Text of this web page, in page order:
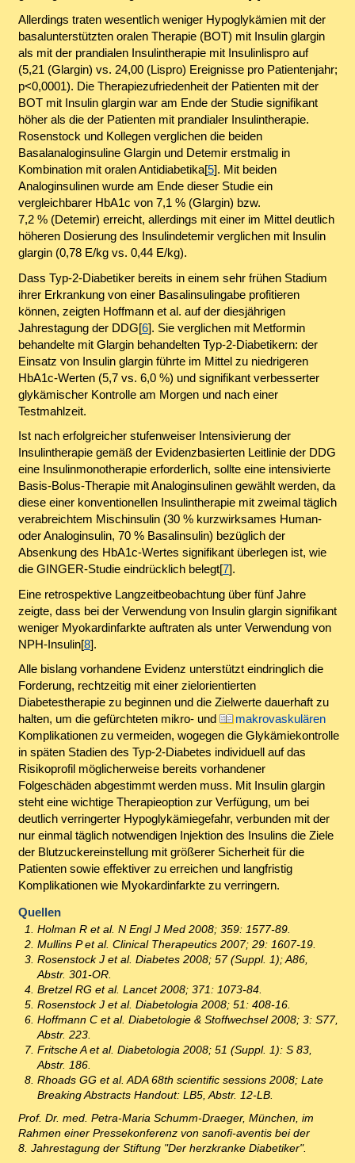
Allerdings traten wesentlich weniger Hypoglykämien mit der
basalunterstützten oralen Therapie (BOT) mit Insulin glargin
als mit der prandialen Insulintherapie mit Insulinlispro auf
(5,21 (Glargin) vs. 24,00 (Lispro) Ereignisse pro Patientenjahr;
p<0,0001). Die Therapiezufriedenheit der Patienten mit der
BOT mit Insulin glargin war am Ende der Studie signifikant
höher als die der Patienten mit prandialer Insulintherapie.
Rosenstock und Kollegen verglichen die beiden
Basalanaloginsuline Glargin und Detemir erstmalig in
Kombination mit oralen Antidiabetika[5]. Mit beiden
Analoginsulinen wurde am Ende dieser Studie ein
vergleichbarer HbA1c von 7,1 % (Glargin) bzw.
7,2 % (Detemir) erreicht, allerdings mit einer im Mittel deutlich
höheren Dosierung des Insulindetemir verglichen mit Insulin
glargin (0,78 E/kg vs. 0,44 E/kg).
Dass Typ-2-Diabetiker bereits in einem sehr frühen Stadium
ihrer Erkrankung von einer Basalinsulingabe profitieren
können, zeigten Hoffmann et al. auf der diesjährigen
Jahrestagung der DDG[6]. Sie verglichen mit Metformin
behandelte mit Glargin behandelten Typ-2-Diabetikern: der
Einsatz von Insulin glargin führte im Mittel zu niedrigeren
HbA1c-Werten (5,7 vs. 6,0 %) und signifikant verbesserter
glykämischer Kontrolle am Morgen und nach einer
Testmahlzeit.
Ist nach erfolgreicher stufenweiser Intensivierung der
Insulintherapie gemäß der Evidenzbasierten Leitlinie der DDG
eine Insulinmonotherapie erforderlich, sollte eine intensivierte
Basis-Bolus-Therapie mit Analoginsulinen gewählt werden, da
diese einer konventionellen Insulintherapie mit zweimal täglich
verabreichtem Mischinsulin (30 % kurzwirksames Human-
oder Analoginsulin, 70 % Basalinsulin) bezüglich der
Absenkung des HbA1c-Wertes signifikant überlegen ist, wie
die GINGER-Studie eindrücklich belegt[7].
Eine retrospektive Langzeitbeobachtung über fünf Jahre
zeigte, dass bei der Verwendung von Insulin glargin signifikant
weniger Myokardinfarkte auftraten als unter Verwendung von
NPH-Insulin[8].
Alle bislang vorhandene Evidenz unterstützt eindringlich die
Forderung, rechtzeitig mit einer zielorientierten
Diabetestherapie zu beginnen und die Zielwerte dauerhaft zu
halten, um die gefürchteten mikro- und
makrovaskulären
Komplikationen zu vermeiden, wogegen die Glykämiekontrolle
in späten Stadien des Typ-2-Diabetes individuell auf das
Risikoprofil möglicherweise bereits vorhandener
Folgeschäden abgestimmt werden muss. Mit Insulin glargin
steht eine wichtige Therapieoption zur Verfügung, um bei
deutlich verringerter Hypoglykämiegefahr, verbunden mit der
nur einmal täglich notwendigen Injektion des Insulins die Ziele
der Blutzuckereinstellung mit größerer Sicherheit für die
Patienten sowie effektiver zu erreichen und langfristig
Komplikationen wie Myokardinfarkte zu verringern.
Quellen
Holman R et al. N Engl J Med 2008; 359: 1577-89.
Mullins P et al. Clinical Therapeutics 2007; 29: 1607-19.
Rosenstock J et al. Diabetes 2008; 57 (Suppl. 1); A86,
Abstr. 301-OR.
Bretzel RG et al. Lancet 2008; 371: 1073-84.
Rosenstock J et al. Diabetologia 2008; 51: 408-16.
Hoffmann C et al. Diabetologie & Stoffwechsel 2008; 3: S77,
Abstr. 223.
Fritsche A et al. Diabetologia 2008; 51 (Suppl. 1): S 83,
Abstr. 186.
Rhoads GG et al. ADA 68th scientific sessions 2008; Late
Breaking Abstracts Handout: LB5, Abstr. 12-LB.
Prof. Dr. med. Petra-Maria Schumm-Draeger, München, im
Rahmen einer Pressekonferenz von sanofi-aventis bei der
8. Jahrestagung der Stiftung "Der herzkranke Diabetiker".